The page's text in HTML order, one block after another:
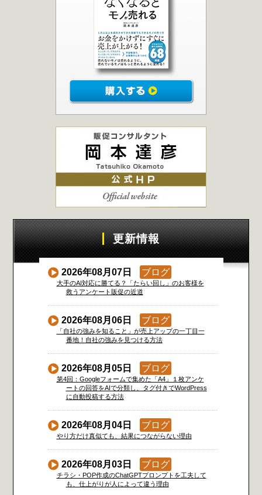
更新情報
2026年08月07日 ブログ
大手のAI対応に勝てる？「たらい回し」のお客様を
救うアンケート販促の近道
2026年08月06日 ブログ
「自社の強みを知ること」が売上アップの一丁目一
番地！自社の強みを見つける方法
2026年08月05日 ブログ
第4回：Googleフォームで集めた「A4」１枚アンケ
ートの回答をAIで分類し、タグ付きでWordPress
に自動投稿する方法
2026年08月04日 ブログ
やり方だけ真似ても、結果につながらない理由
2026年08月03日 ブログ
チラシ・POP作成のChatGPTプロンプトを工夫して
も、仕上がりが人によって違う理由